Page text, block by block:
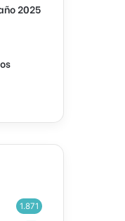
2025
1.871